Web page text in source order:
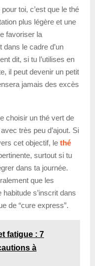
toi, c’est que le thé
plus légère et une
favoriser la
le cadre d’un
dit, si tu l’utilises en
il peut devenir un petit
jamais des excès
choisir un thé vert de
très peu d’ajout. Si
cet objectif, le thé
surtout si tu
dans ta journée.
que les
s’inscrit dans
de “cure express”.
fatigue : 7
à